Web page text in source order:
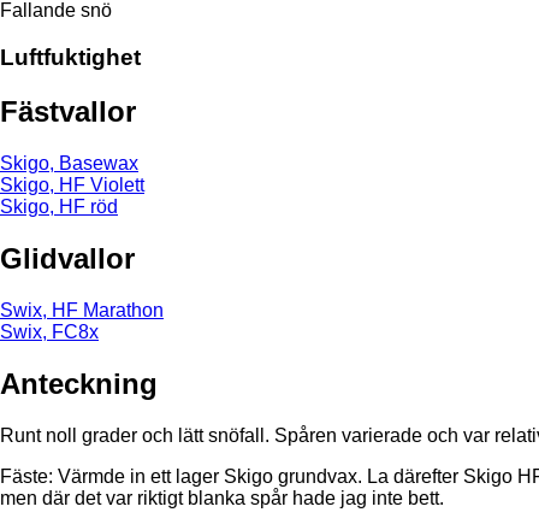
Fallande snö
Luftfuktighet
Fästvallor
Skigo, Basewax
Skigo, HF Violett
Skigo, HF röd
Glidvallor
Swix, HF Marathon
Swix, FC8x
Anteckning
Runt noll grader och lätt snöfall. Spåren varierade och var
Fäste: Värmde in ett lager Skigo grundvax. La därefter Skigo
men där det var riktigt blanka spår hade jag inte bett.